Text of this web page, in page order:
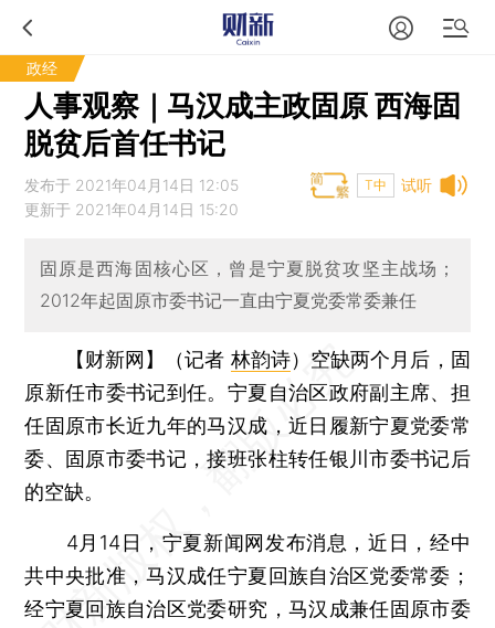
政经
人事观察｜马汉成主政固原 西海固
脱贫后首任书记
试听
发布于 2021年04月14日 12:05
更新于 2021年04月14日 15:20
T中
固原是西海固核心区，曾是宁夏脱贫攻坚主战场；
2012年起固原市委书记一直由宁夏党委常委兼任
【财新网】（记者 林韵诗） 空缺两个月后，固
原新任市委书记到任。宁夏自治区政府副主席、担
任固原市长近九年的马汉成，近日履新宁夏党委常
委、固原市委书记，接班张柱转任银川市委书记后
的空缺。
4月14日，宁夏新闻网发布消息，近日，经中
共中央批准，马汉成任宁夏回族自治区党委常委；
经宁夏回族自治区党委研究，马汉成兼任固原市委